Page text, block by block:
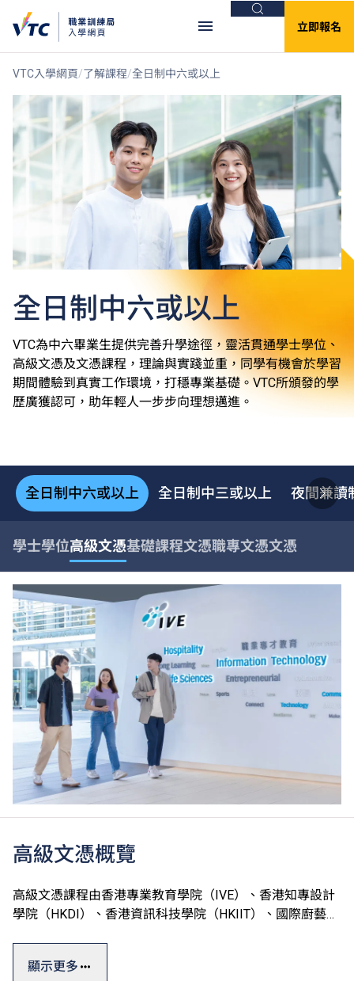
搜尋
立即報名
VTC入學網頁 了解課程 全日制中六或以上
全日制中六或以上
VTC為中六畢業生提供完善升學途徑，靈活貫通學士學位、
高級文憑及文憑課程，理論與實踐並重，同學有機會於學習
期間體驗到真實工作環境，打穩專業基礎。VTC所頒發的學
歷廣獲認可，助年輕人一步步向理想邁進。
全日制中六或以上 全日制中三或以上 夜間兼讀
學士學位高級文憑基礎課程文憑職專文憑文憑
高級文憑概覽
高級文憑課程由香港專業教育學院（IVE）、香港知專設計
學院（HKDI）、香港資訊科技學院（HKIIT）、國際廚藝學
顯示更多